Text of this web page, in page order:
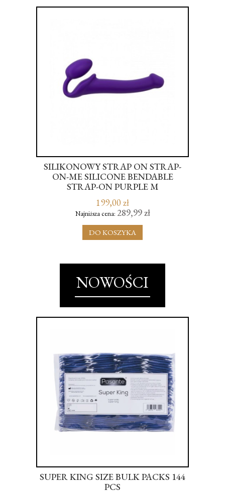
SILIKONOWY STRAP ON STRAP-
ON-ME SILICONE BENDABLE
STRAP-ON PURPLE M
199,00 zł
Najniższa cena: 289,99 zł
DO KOSZYKA
NOWOŚCI
SUPER KING SIZE BULK PACKS 144
PCS